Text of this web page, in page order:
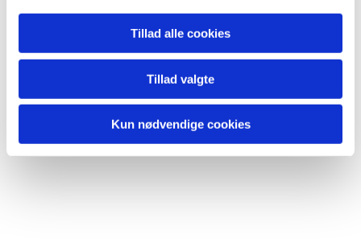
Tillad alle cookies
Tillad valgte
Kun nødvendige cookies